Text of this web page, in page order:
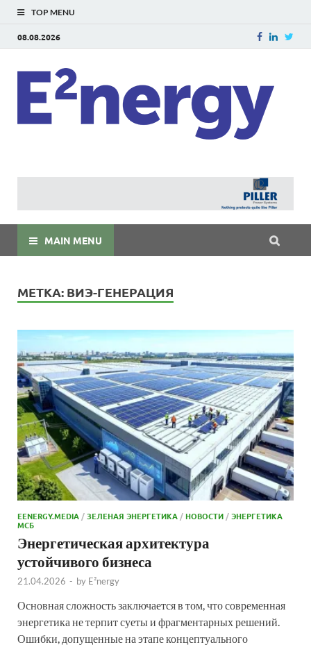
TOP MENU
08.08.2026
MAIN MENU
МЕТКА: ВИЭ-ГЕНЕРАЦИЯ
EENERGY.MEDIA /ЗЕЛЕНАЯ ЭНЕРГЕТИКА /НОВОСТИ /ЭНЕРГЕТИКА
МСБ
Энергетическая архитектура
устойчивого бизнеса
21.04.2026 - by E²nergy
Основная сложность заключается в том, что современная
энергетика не терпит суеты и фрагментарных решений.
Ошибки, допущенные на этапе концептуального